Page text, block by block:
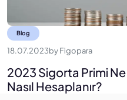
Blog
18.07.2023byFigopara
2023 Sigorta Primi
Nasıl Hesaplanır?